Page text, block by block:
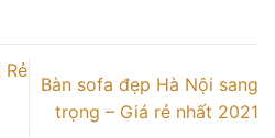
Bàn sofa đẹp Hà Nội sang
trọng – Giá rẻ nhất 2021